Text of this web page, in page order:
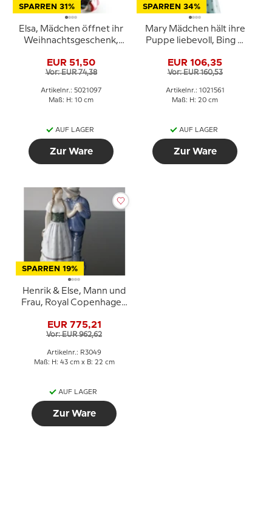
SPARREN 31%
Elsa, Mädchen öffnet ihr
Weihnachtsgeschenk,
Nr. 097
EUR 51,50
Vor: EUR 74,38
Artikelnr.: 5021097
Maß: H: 10 cm
AUF LAGER
Zur Ware
SPARREN 34%
Mary Mädchen hält ihre
Puppe liebevoll, Bing &
oder 561
EUR 106,35
Vor: EUR 160,53
Artikelnr.: 1021561
Maß: H: 20 cm
AUF LAGER
Zur Ware
SPARREN 19%
Henrik & Else, Mann und
Frau, Royal Copenhagen
EUR 775,21
Vor: EUR 962,62
Artikelnr.: R3049
Maß: H: 43 cm x B: 22 cm
AUF LAGER
Zur Ware